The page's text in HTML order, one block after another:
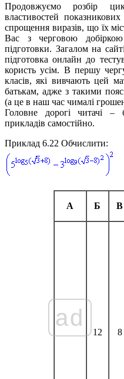
Продовжуємо розбір
властивостей
спрощення виразів, що їх
Вас з черговою
підготовки. Загалом на
підготовка онлайн до
користь усім. В першу
класів, які вивчають цей
батькам, адже з такими
(а це в наш час чималі
Головне дорогі читачі –
прикладів самостійно.
Приклад 6.22 Обчислити:
А Б В
ad
12 8